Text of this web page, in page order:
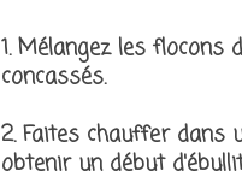
1. Mélangez les
concassés.
2. Faites chauffer dans
obtenir un début